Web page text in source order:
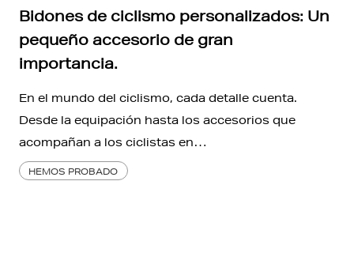
Bidones de ciclismo personalizados: Un
pequeño accesorio de gran
importancia.
En el mundo del ciclismo, cada detalle cuenta.
Desde la equipación hasta los accesorios que
acompañan a los ciclistas en…
HEMOS PROBADO